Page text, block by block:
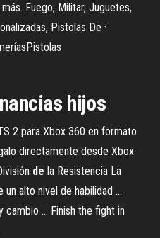
Fuego, Militar, Juguetes,
Pistolas De ·
hijos
2 para Xbox 360 en formato
directamente desde Xbox
de la Resistencia La
alto nivel de habilidad ...
... Finish the fight in